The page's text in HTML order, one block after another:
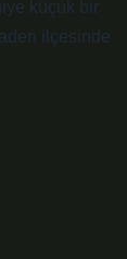
küçük bir
ilçesinde